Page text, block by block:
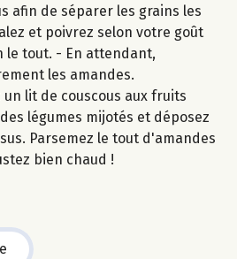
afin de séparer les grains les
et poivrez selon votre goût
le tout. - En attendant,
les amandes.
un lit de couscous aux fruits
légumes mijotés et déposez
Parsemez le tout d'amandes
bien chaud !